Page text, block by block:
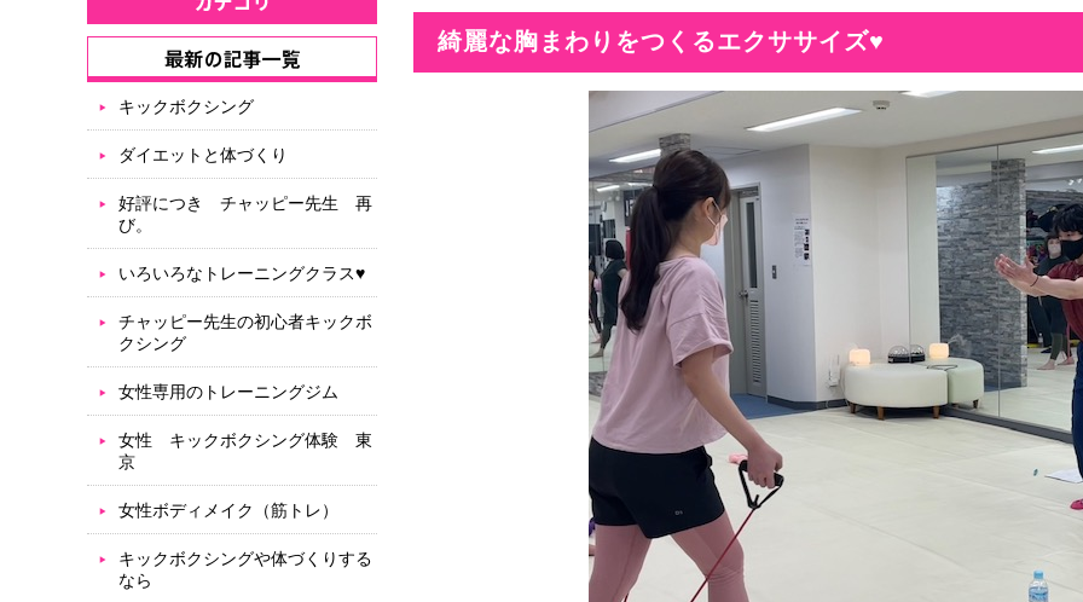
綺麗な胸まわりをつくるエクササイズ♥
キックボクシング
ダイエットと体づくり
好評につき チャッピー先生 再
び。
いろいろなトレーニングクラス♥
チャッピー先生の初心者キックボ
クシング
女性専用のトレーニングジム
女性 キックボクシング体験 東
京
女性ボディメイク（筋トレ）
キックボクシングや体づくりする
なら